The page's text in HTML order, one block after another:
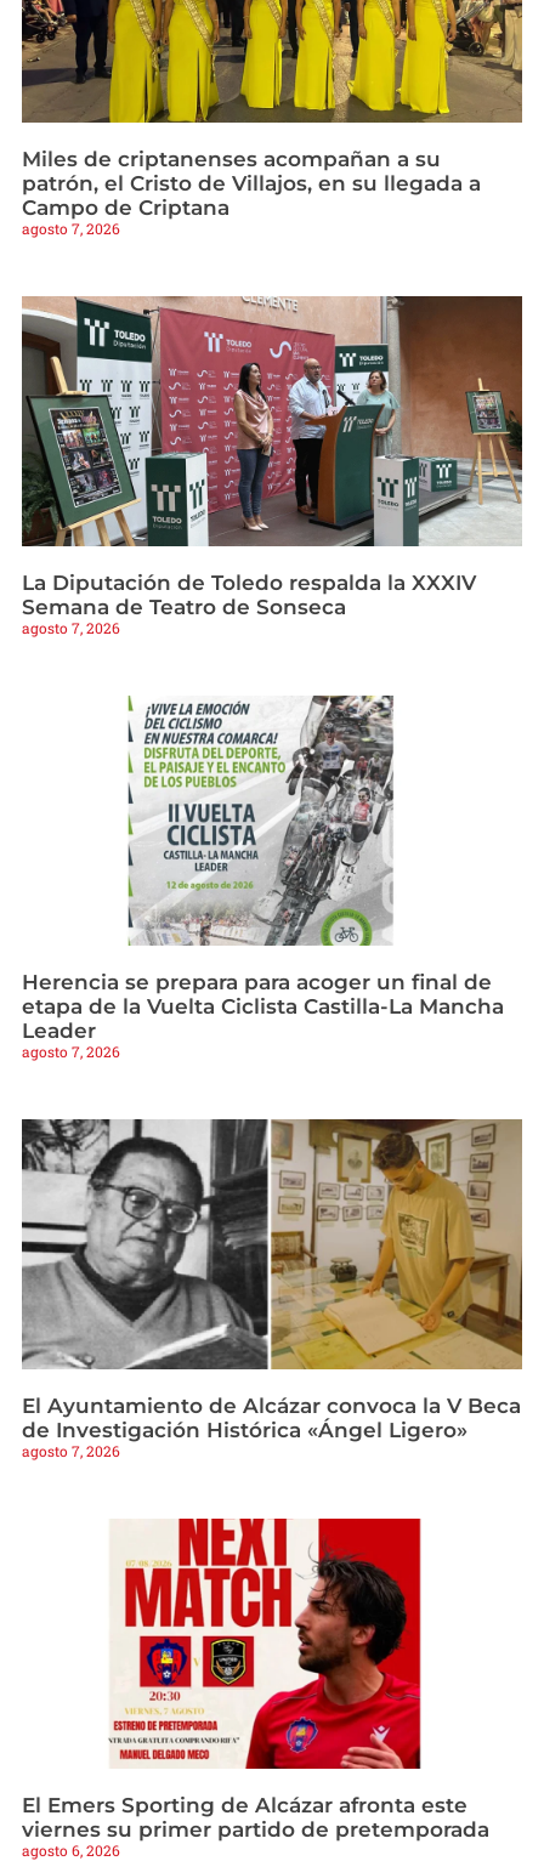
Miles de criptanenses acompañan a su
patrón, el Cristo de Villajos, en su llegada a
Campo de Criptana
agosto 7, 2026
La Diputación de Toledo respalda la XXXIV
Semana de Teatro de Sonseca
agosto 7, 2026
Herencia se prepara para acoger un final de
etapa de la Vuelta Ciclista Castilla-La Mancha
Leader
agosto 7, 2026
El Ayuntamiento de Alcázar convoca la V Beca
de Investigación Histórica «Ángel Ligero»
agosto 7, 2026
El Emers Sporting de Alcázar afronta este
viernes su primer partido de pretemporada
agosto 6, 2026